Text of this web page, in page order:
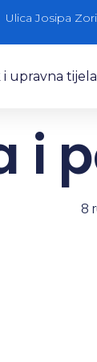
Ulica Josipa
upravna tijela
i
8